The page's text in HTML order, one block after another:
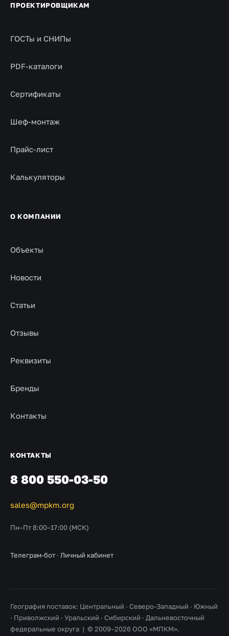
ПРОЕКТИРОВЩИКАМ
ГОСТы и СНИПы
PDF-каталоги
Сертификаты
Шеф-монтаж
Прайс-лист
Калькуляторы
О КОМПАНИИ
Объекты
Новости
Статьи
Отзывы
Реквизиты
Бренды
Контакты
КОНТАКТЫ
8 800 550-03-50
sales@mpkm.org
Пн–Пт 8:00–17:00 (МСК)
Телеграм-бот · Личный кабинет
География поставок: Центральный · Северо-Западный · Южный
· Приволжский · Уральский · Сибирский · Дальневосточный
федеральные округа | © 2009–2026 ООО «МПКМ».